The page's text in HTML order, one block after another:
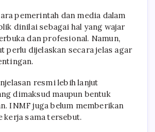
pemerintah dan media dalam
dinilai sebagai hal yang wajar
dan profesional. Namun,
perlu dijelaskan secara jelas agar
resmi lebih lanjut
dimaksud maupun bentuk
INMF juga belum memberikan
sama tersebut.